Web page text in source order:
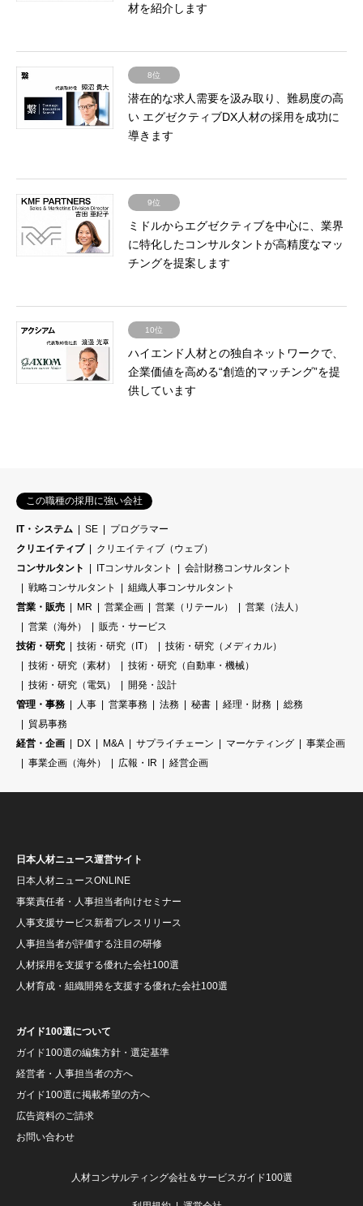
材を紹介します
8位
潜在的な求人需要を汲み取り、難易度の高
い エグゼクティブDX人材の採用を成功に
導きます
9位
ミドルからエグゼクティブを中心に、業界
に特化したコンサルタントが高精度なマッ
チングを提案します
10位
ハイエンド人材との独自ネットワークで、
企業価値を高める“創造的マッチング”を提
供しています
この職種の採用に強い会社
IT・システム SE
プログラマー
クリエイティブ
クリエイティブ（ウェブ）
コンサルタント
ITコンサルタント
会計財務コンサルタント
戦略コンサルタント
組織人事コンサルタント
営業・販売
MR 営業企画 営業（リテール）
営業（法人）
営業（海外）
販売・サービス
技術・研究
技術・研究（IT）
技術・研究（メディカル）
技術・研究（素材）
技術・研究（自動車・機械）
技術・研究（電気）
開発・設計
管理・事務
人事 営業事務 法務 秘書 経理・財務
総務
貿易事務
経営・企画
DX M&A サプライチェーン マーケティング
事業企画
事業企画（海外）
広報・IR 経営企画
日本人材ニュース運営サイト
日本人材ニュースONLINE
事業責任者・人事担当者向けセミナー
人事支援サービス新着プレスリリース
人事担当者が評価する注目の研修
人材採用を支援する優れた会社100選
人材育成・組織開発を支援する優れた会社100選
ガイド100選について
ガイド100選の編集方針・選定基準
経営者・人事担当者の方へ
ガイド100選に掲載希望の方へ
広告資料のご請求
お問い合わせ
人材コンサルティング会社＆サービスガイド100選